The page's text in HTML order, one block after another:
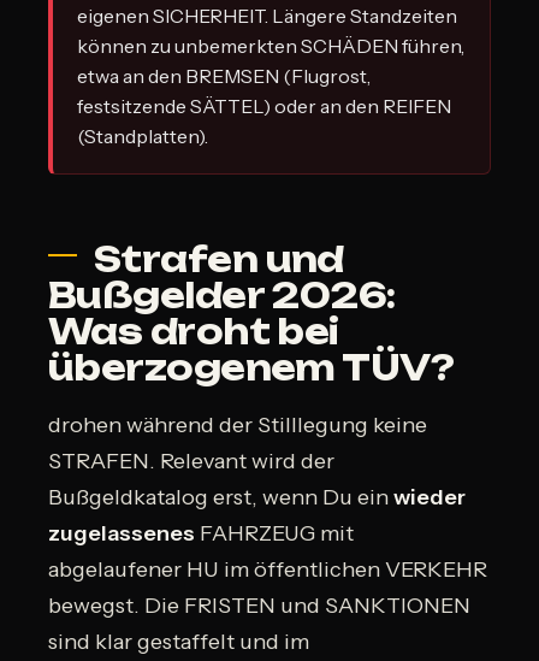
eigenen SICHERHEIT. Längere Standzeiten
können zu unbemerkten SCHÄDEN führen,
etwa an den BREMSEN (Flugrost,
festsitzende SÄTTEL) oder an den REIFEN
(Standplatten).
Strafen und
Bußgelder 2026:
Was droht bei
überzogenem TÜV?
drohen während der Stilllegung keine
STRAFEN. Relevant wird der
Bußgeldkatalog erst, wenn Du einwieder
zugelassenes FAHRZEUG mit
abgelaufener HU im öffentlichen VERKEHR
bewegst. Die FRISTEN und SANKTIONEN
sind klar gestaffelt und im